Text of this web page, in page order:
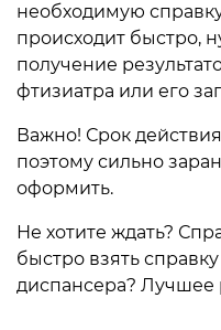
необходимую
происходит быстро,
получение
фтизиатра или его
Важно! Срок
поэтому сильно
оформить.
Не хотите ждать?
быстро взять
диспансера?